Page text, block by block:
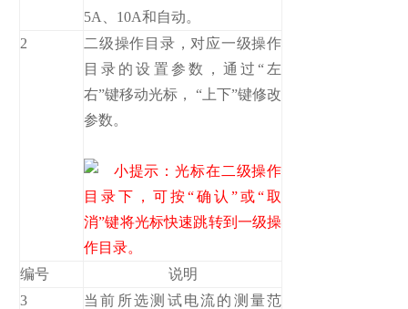
5A、10A和自动。
2
二级操作目录，对应一级操作
目录的设置参数，通过“左
右”键移动光标， “上下”键修改
参数。
小提示：光标在二级操作
目录下，可按“确认”或“取
消”键将光标快速跳转到一级操
作目录。
编号
说明
3
当前所选测试电流的测量范